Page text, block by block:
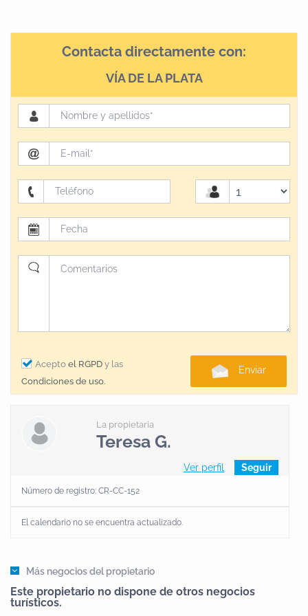
Contacta directamente con:
VÍA DE LA PLATA
Acepto el RGPD y las
Condiciones de uso.
Enviar
La propietaria
Teresa G.
Ver perfil Seguir
Número de registro: CR-CC-152
El calendario no se encuentra actualizado.
Más negocios del propietario
Este propietario no dispone de otros negocios
turísticos.